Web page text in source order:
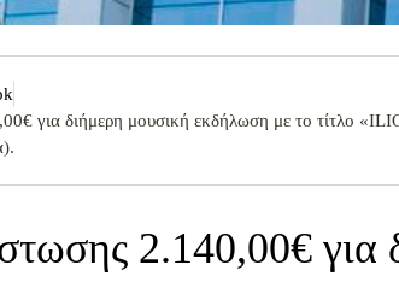
για διήμερη μουσική εκδήλωση με το τίτλο
2.140,00€ για